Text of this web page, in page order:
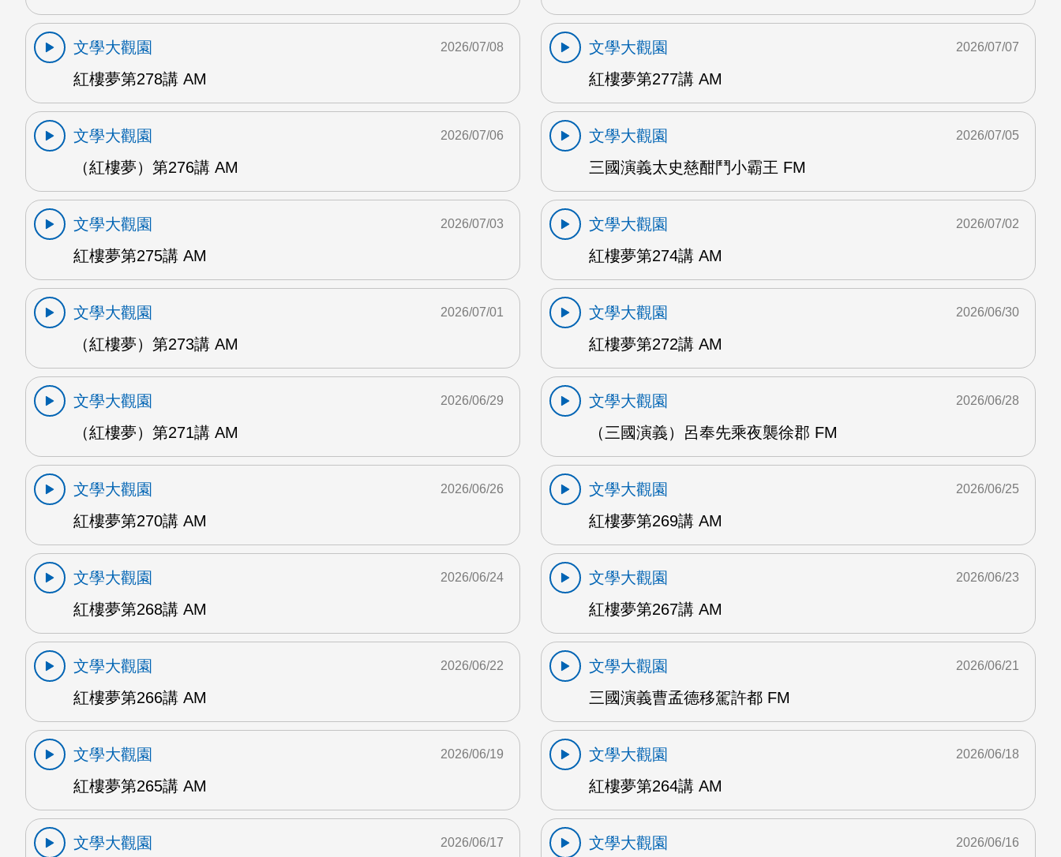
文學大觀園
紅樓夢第278講 AM
2026/07/08
文學大觀園
紅樓夢第277講 AM
2026/07/07
文學大觀園
（紅樓夢）第276講 AM
2026/07/06
文學大觀園
三國演義太史慈酣鬥小霸王 FM
2026/07/05
文學大觀園
紅樓夢第275講 AM
2026/07/03
文學大觀園
紅樓夢第274講 AM
2026/07/02
文學大觀園
（紅樓夢）第273講 AM
2026/07/01
文學大觀園
紅樓夢第272講 AM
2026/06/30
文學大觀園
（紅樓夢）第271講 AM
2026/06/29
文學大觀園
（三國演義）呂奉先乘夜襲徐郡 FM
2026/06/28
文學大觀園
紅樓夢第270講 AM
2026/06/26
文學大觀園
紅樓夢第269講 AM
2026/06/25
文學大觀園
紅樓夢第268講 AM
2026/06/24
文學大觀園
紅樓夢第267講 AM
2026/06/23
文學大觀園
紅樓夢第266講 AM
2026/06/22
文學大觀園
三國演義曹孟德移駕許都 FM
2026/06/21
文學大觀園
紅樓夢第265講 AM
2026/06/19
文學大觀園
紅樓夢第264講 AM
2026/06/18
文學大觀園 2026/06/17 文學大觀園 2026/06/16